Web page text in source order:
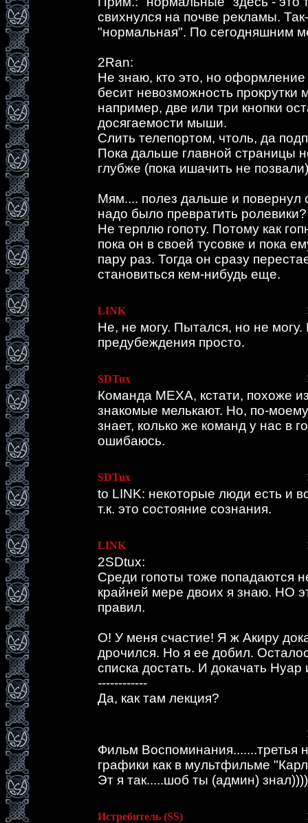
свихнулся на почве рекламы.
"нормальная". По сегодняшним
2Ran:
Не знаю, кто это, но оформление
бесит невозможность
например, две или три кнопки
досягаемости мыши.
Слить телепортом, чтоль, да
Пока дальше главной страницы
глубже (пока ишачить не
Мям.... полез дальше и повернул
надо было превратить ролевики?
Не терплю гопоту. Потому как
пока он в своей тусовке и пока
пару раз. Тогда он сразу
становиться кем-нибудь еще.
LINK
Не, не могу. Пытался, но не
предубеждения просто.
SDTux
Команда МЕХА, кстати, похоже
знакомые мелькают. Но, по-
знает, колько же команд у нас в
ошибаюсь.
SDTux
to LINK: некоторые люди есть и
т.к. это состояние сознания.
LINK
2SDtux:
Среди гопоты тоже попадаются
крайней мере двоих я знаю. НО
правил.
О! У меня счастие! Я ж Акиру
дрочился. Но я ее добил.
списка достать. И докачать Нуар
------------
Да, как там лекция?
Фильм Воспоминания.......третья
графики как в мультфильме
Эт я так.....шоб ты (админ)
Истребитель (SS)